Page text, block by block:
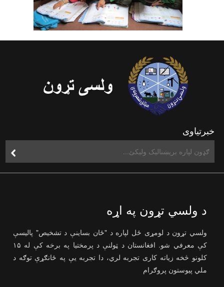
خبرتیاوی
د ولسي تړون په اړه
ولسي تړون د لومړی ځل لپاره د "ځان بساینې د تشخیص" پالیسې
کې معرفي شو. افغانستان د ټولنې د پرمختیا په برخه کې له ۱۵
کلونو څخه زیاته کاری تجربه لري، دا تجربه یې په ځانګړې توګه د
ملي پیوستون پروګرام